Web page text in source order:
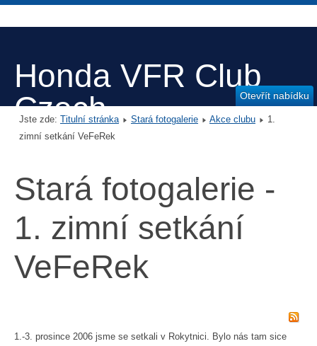
Honda VFR Club
Czech
Otevřít nabídku
Jste zde: Titulní stránka Stará fotogalerie Akce clubu
1.
zimní setkání VeFeRek
Stará fotogalerie -
1. zimní setkání
VeFeRek
1.-3. prosince 2006 jsme se setkali v Rokytnici. Bylo nás tam sice